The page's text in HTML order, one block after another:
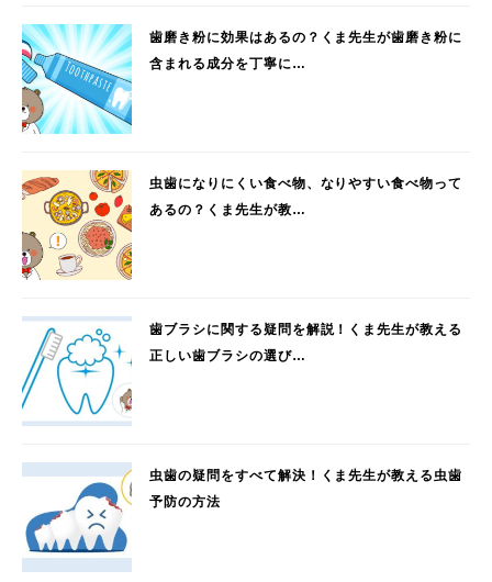
歯磨き粉に効果はあるの？くま先生が歯磨き粉に
含まれる成分を丁寧に…
虫歯になりにくい食べ物、なりやすい食べ物って
あるの？くま先生が教…
歯ブラシに関する疑問を解説！くま先生が教える
正しい歯ブラシの選び…
虫歯の疑問をすべて解決！くま先生が教える虫歯
予防の方法